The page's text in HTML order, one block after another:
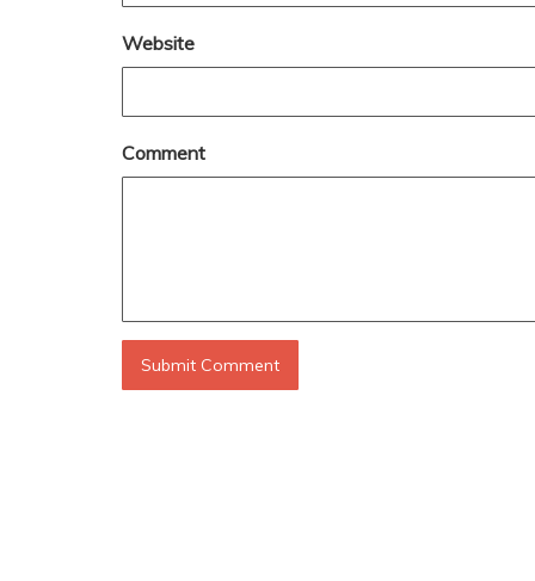
Website
Comment